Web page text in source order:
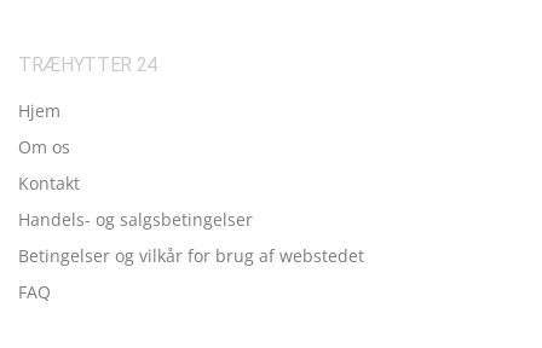
TRÆHYTTER 24
Hjem
Om os
Kontakt
Handels- og salgsbetingelser
Betingelser og vilkår for brug af webstedet
FAQ